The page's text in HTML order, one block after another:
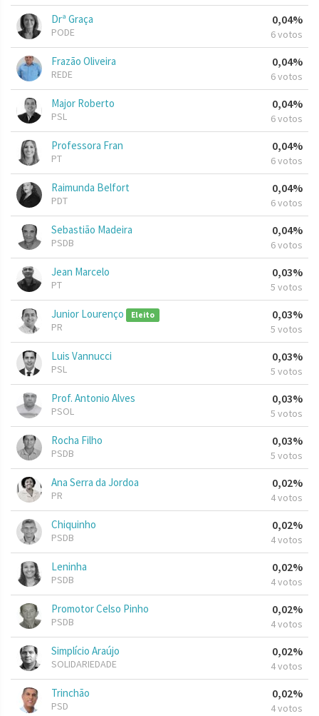
Drª Graça
PODE
0,04%
6 votos
Frazão Oliveira
REDE
0,04%
6 votos
Major Roberto
PSL
0,04%
6 votos
Professora Fran
PT
0,04%
6 votos
Raimunda Belfort
PDT
0,04%
6 votos
Sebastião Madeira
PSDB
0,04%
6 votos
Jean Marcelo
PT
0,03%
5 votos
Junior Lourenço Eleito
PR
0,03%
5 votos
Luis Vannucci
PSL
0,03%
5 votos
Prof. Antonio Alves
PSOL
0,03%
5 votos
Rocha Filho
PSDB
0,03%
5 votos
Ana Serra da Jordoa
PR
0,02%
4 votos
Chiquinho
PSDB
0,02%
4 votos
Leninha
PSDB
0,02%
4 votos
Promotor Celso Pinho
PSDB
0,02%
4 votos
Simplício Araújo
SOLIDARIEDADE
0,02%
4 votos
Trinchão
PSD
0,02%
4 votos